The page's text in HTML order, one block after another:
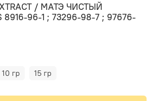
/ МАТЭ ЧИСТЫЙ
8916-96-1 ; 73296-98-7 ; 97676-
10 гр 15 гр